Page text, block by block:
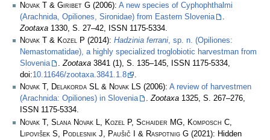
Novak T & Giribet G (2006): A new species of Cyphophthalmi
(Arachnida, Opiliones, Sironidae) from Eastern Slovenia
Zootaxa 1330, S. 27–42, ISSN 1175-5334.
Novak T & Kozel P (2014): Hadzinia ferrani, sp. n. (Opiliones:
Nemastomatidae), a highly specialized troglobiotic harvestman from
Slovenia
.Zootaxa 3841 (1), S. 135–145, ISSN 1175-5334,
doi:10.11646/zootaxa.3841.1.8
.
Novak T, Delakorda SL & Novak LS (2006): A review of harvestmen
(Arachnida: Opiliones) in Slovenia
.Zootaxa 1325, S. 267–276,
ISSN 1175-5334.
Novak T, Slana Novak L, Kozel P, Schaider MG, Komposch C,
Lipovišek S, Podlesnik J, Paušič I & Raspotnig G (2021): Hidden